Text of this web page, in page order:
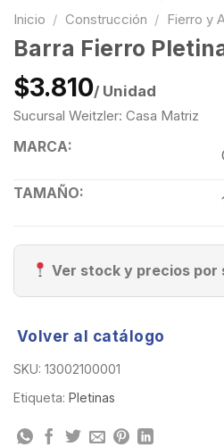
Inicio / Construcción / Fierro y
Barra Fierro
$3.810/ Unidad
Sucursal Weitzler: Casa Matriz
MARCA:
TAMAÑO:
Ver stock y precios por
Volver al catálogo
SKU: 13002100001
Etiqueta: Pletinas